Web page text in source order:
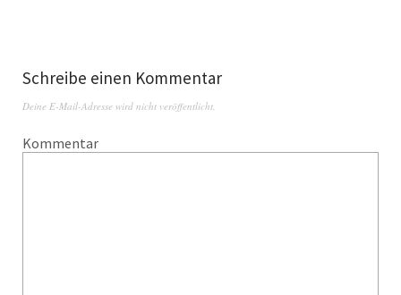
Schreibe einen Kommentar
Deine E-Mail-Adresse wird nicht veröffentlicht.
Kommentar